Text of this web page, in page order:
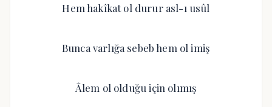
Hem hakîkat ol durur asl-ı usûl
Bunca varlığa sebeb hem ol imiş
Âlem ol olduğu için olımış